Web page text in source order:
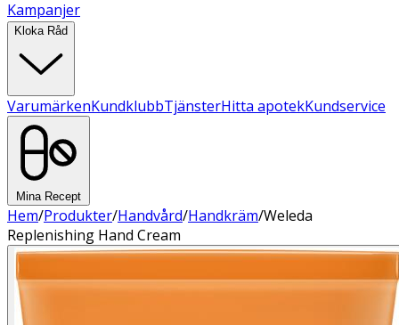
Kampanjer
Kloka Råd
VarumärkenKundklubbTjänsterHitta apotekKundservice
Mina Recept
Hem/Produkter/Handvård/Handkräm/Weleda
Replenishing Hand Cream